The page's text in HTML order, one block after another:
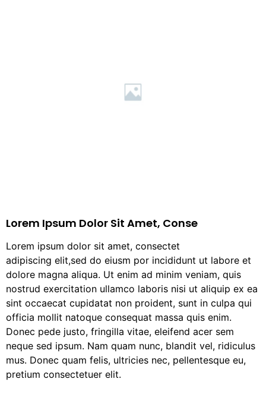
Lorem Ipsum Dolor Sit Amet, Conse
Lorem ipsum dolor sit amet, consectet
adipiscing elit,sed do eiusm por incididunt ut labore et
dolore magna aliqua. Ut enim ad minim veniam, quis
nostrud exercitation ullamco laboris nisi ut aliquip ex ea
sint occaecat cupidatat non proident, sunt in culpa qui
officia mollit natoque consequat massa quis enim.
Donec pede justo, fringilla vitae, eleifend acer sem
neque sed ipsum. Nam quam nunc, blandit vel, ridiculus
mus. Donec quam felis, ultricies nec, pellentesque eu,
pretium consectetuer elit.